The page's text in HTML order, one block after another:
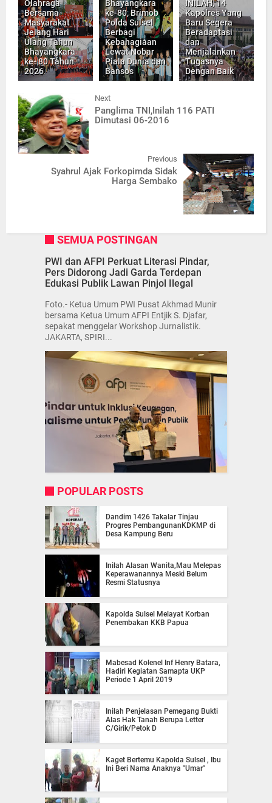
Olahraga
Bersama
Masyarakat
Jelang Hari
Ulang Tahun
Bhayangkara
ke- 80 Tahun
2026
Bhayangkara
ke-80, Brimob
Polda Sulsel
Berbagi
Kebahagiaan
Lewat Nobar
Piala Dunia dan
Bansos
INILAH, 14
Kapolres Yang
Baru Segera
Beradaptasi
dan
Menjalankan
Tugasnya
Dengan Baik
Next
Panglima TNI,Inilah 116 PATI
Dimutasi 06-2016
Previous
Syahrul Ajak Forkopimda Sidak
Harga Sembako
SEMUA POSTINGAN
PWI dan AFPI Perkuat Literasi Pindar,
Pers Didorong Jadi Garda Terdepan
Edukasi Publik Lawan Pinjol Ilegal
Foto.- Ketua Umum PWI Pusat Akhmad Munir
bersama Ketua Umum AFPI Entjik S. Djafar,
sepakat menggelar Workshop Jurnalistik.
JAKARTA, SPIRI...
POPULAR POSTS
Dandim 1426 Takalar Tinjau
Progres PembangunanKDKMP di
Desa Kampung Beru
Inilah Alasan Wanita,Mau Melepas
Keperawanannya Meski Belum
Resmi Statusnya
Kapolda Sulsel Melayat Korban
Penembakan KKB Papua
Mabesad Kolenel Inf Henry Batara,
Hadiri Kegiatan Samapta UKP
Periode 1 April 2019
Inilah Penjelasan Pemegang Bukti
Alas Hak Tanah Berupa Letter
C/Girik/Petok D
Kaget Bertemu Kapolda Sulsel , Ibu
Ini Beri Nama Anaknya "Umar"